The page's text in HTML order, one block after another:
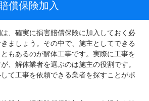
償保険加入
、確実に損害賠償保険に加入しておく必
ましょう。その中で、施主としてできる
もあるのが解体工事です。実際に工事を
、解体業者を選ぶのは施主の役割です。
て工事を依頼できる業者を探すことがポ